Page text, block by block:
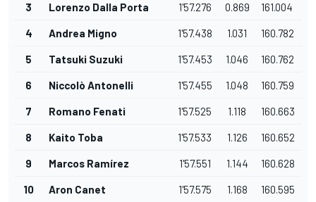
3 Lorenzo Dalla Porta 1'57.276 0.869 161.004
4 Andrea Migno 1'57.438 1.031 160.782
5 Tatsuki Suzuki 1'57.453 1.046 160.762
6 Niccolò Antonelli 1'57.455 1.048 160.759
7 Romano Fenati 1'57.525 1.118 160.663
8 Kaito Toba 1'57.533 1.126 160.652
9 Marcos Ramírez 1'57.551 1.144 160.628
10 Aron Canet 1'57.575 1.168 160.595